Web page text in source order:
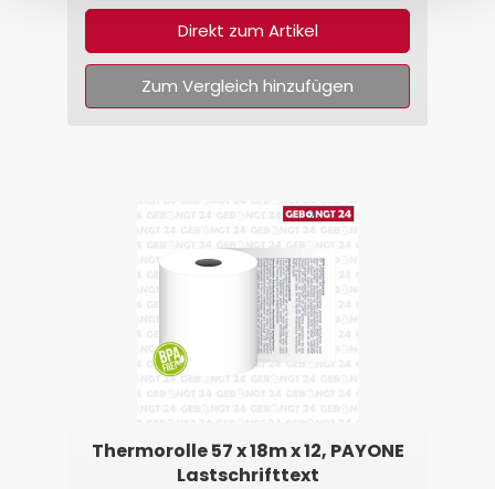
Direkt zum Artikel
Zum Vergleich hinzufügen
Thermorolle 57 x 18m x 12, PAYONE
Lastschrifttext